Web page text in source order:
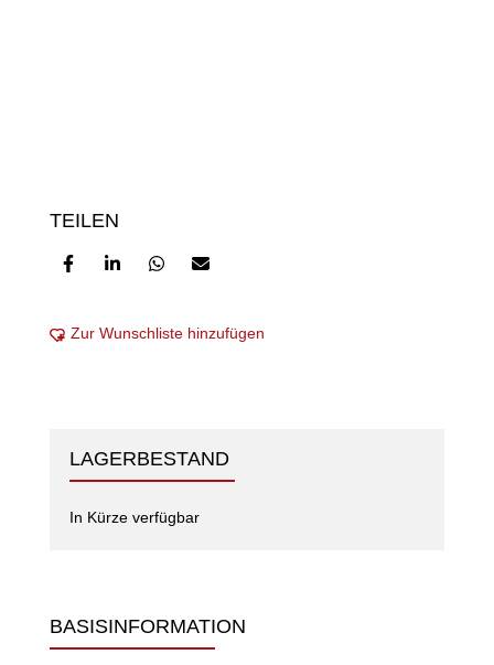
LAGERBESTAND
In Kürze verfügbar
BASISINFORMATION
TEILEN
Zur Wunschliste hinzufügen